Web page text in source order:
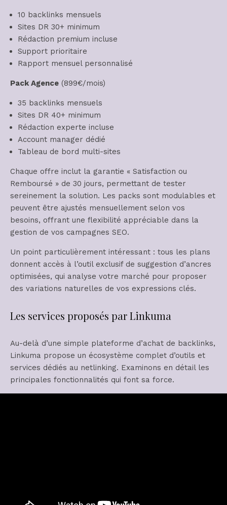
10 backlinks mensuels
Sites DR 30+ minimum
Rédaction premium incluse
Support prioritaire
Rapport mensuel personnalisé
Pack Agence (899€/mois)
35 backlinks mensuels
Sites DR 40+ minimum
Rédaction experte incluse
Account manager dédié
Tableau de bord multi-sites
Chaque offre inclut la garantie « Satisfaction ou
Remboursé » de 30 jours, permettant de tester
sereinement la solution. Les packs sont modulables et
peuvent être ajustés mensuellement selon vos
besoins, offrant une flexibilité appréciable dans la
gestion de vos campagnes SEO.
Un point particulièrement intéressant : tous les plans
donnent accès à l’outil exclusif de suggestion d’ancres
optimisées, qui analyse votre marché pour proposer
des variations naturelles de vos expressions clés.
Les services proposés par Linkuma
Au-delà d’une simple plateforme d’achat de backlinks,
Linkuma propose un écosystème complet d’outils et
services dédiés au netlinking. Examinons en détail les
principales fonctionnalités qui font sa force.